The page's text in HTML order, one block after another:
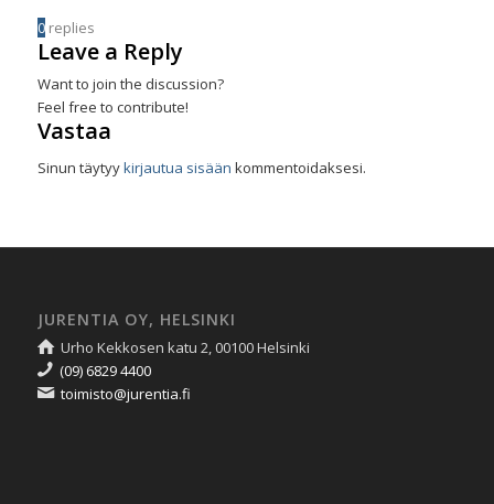
0 replies
Leave a Reply
Want to join the discussion?
Feel free to contribute!
Vastaa
Sinun täytyykirjautua sisään kommentoidaksesi.
JURENTIA OY, HELSINKI
Urho Kekkosen katu 2, 00100 Helsinki
(09) 6829 4400
toimisto@jurentia.fi